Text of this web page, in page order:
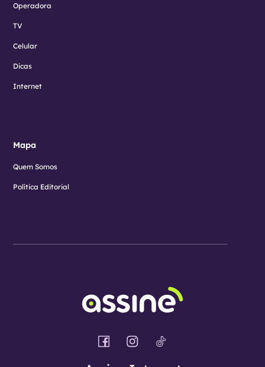
Operadora
TV
Celular
Dicas
Internet
Mapa
Quem Somos
Política Editorial